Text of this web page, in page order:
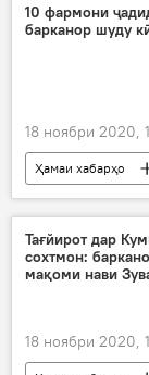
10 фармони
барканор шуду
18 ноябри 2020,
Ҳамаи хабарҳо
Рӯйдод, ҷиноят ва
Тағйирот дар
сохтмон:
мақоми нави
18 ноябри 2020,